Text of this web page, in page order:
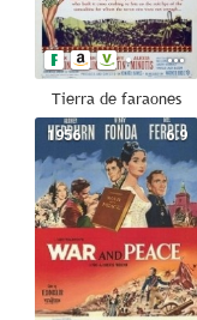
Tierra de faraones
6.9
1956